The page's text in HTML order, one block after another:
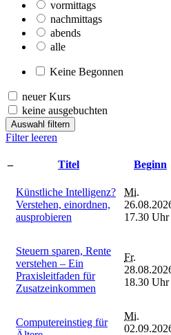
vormittags
nachmittags
abends
alle
Keine Begonnen
neuer Kurs
keine ausgebuchten
Auswahl filtern
Filter leeren
– Titel Beginn
Künstliche Intelligenz?
Verstehen, einordnen,
ausprobieren
Mi.
17.30 Uhr
Steuern sparen, Rente
verstehen – Ein
Praxisleitfaden für
Zusatzeinkommen
Fr.
18.30 Uhr
Computereinstieg für
Mi.